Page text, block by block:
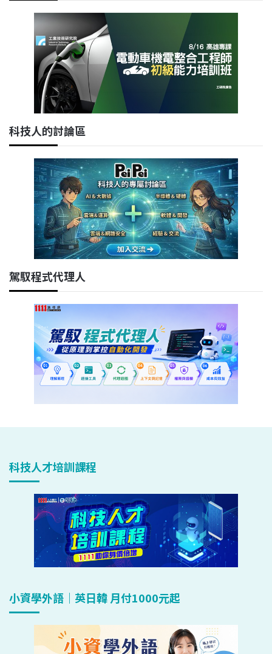
科技人的討論區
駕馭程式代理人
科技人才培訓課程
小資學外語｜英日韓 月付1000元起